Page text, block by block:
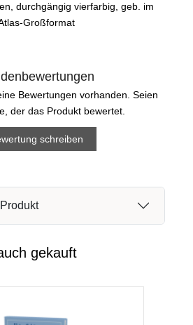
durchgängig vierfarbig, geb. im
Großformat
Bewertungen vorhanden. Seien
der das Produkt bewertet.
schreiben
gekauft